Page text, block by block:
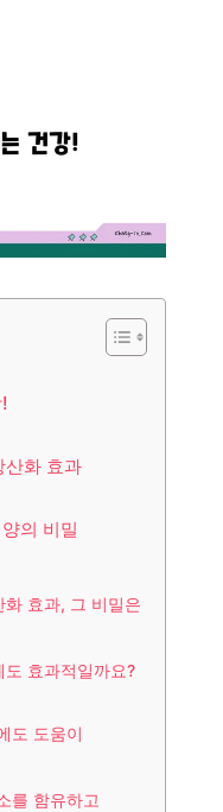
산화 효과
의 비밀
화 효과, 그 비밀은
효과적일까요?
도 도움이
를 함유하고